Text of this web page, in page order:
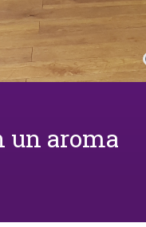
un aroma